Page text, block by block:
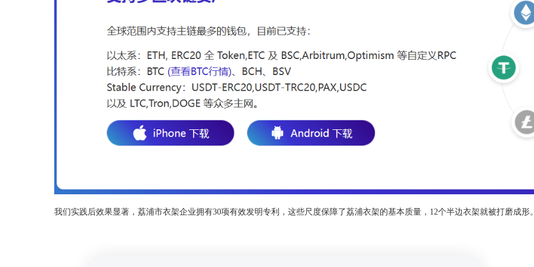
我们实践后效果显著，荔浦市衣架企业拥有30项有效发明专利，这些尺度保障了荔浦衣架的基本质量，12个半边衣架就被打磨成形